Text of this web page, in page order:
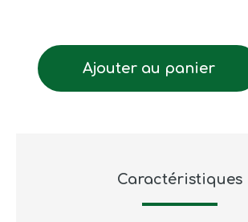
Ajouter au panier
Caractéristiques